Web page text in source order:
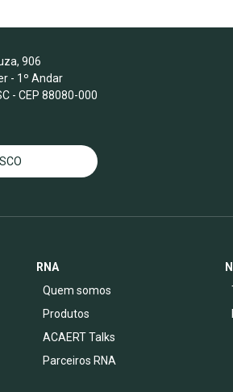
906
- 1º Andar
- CEP 88080-000
RNA
Quem somos
Produtos
ACAERT Talks
Parceiros RNA